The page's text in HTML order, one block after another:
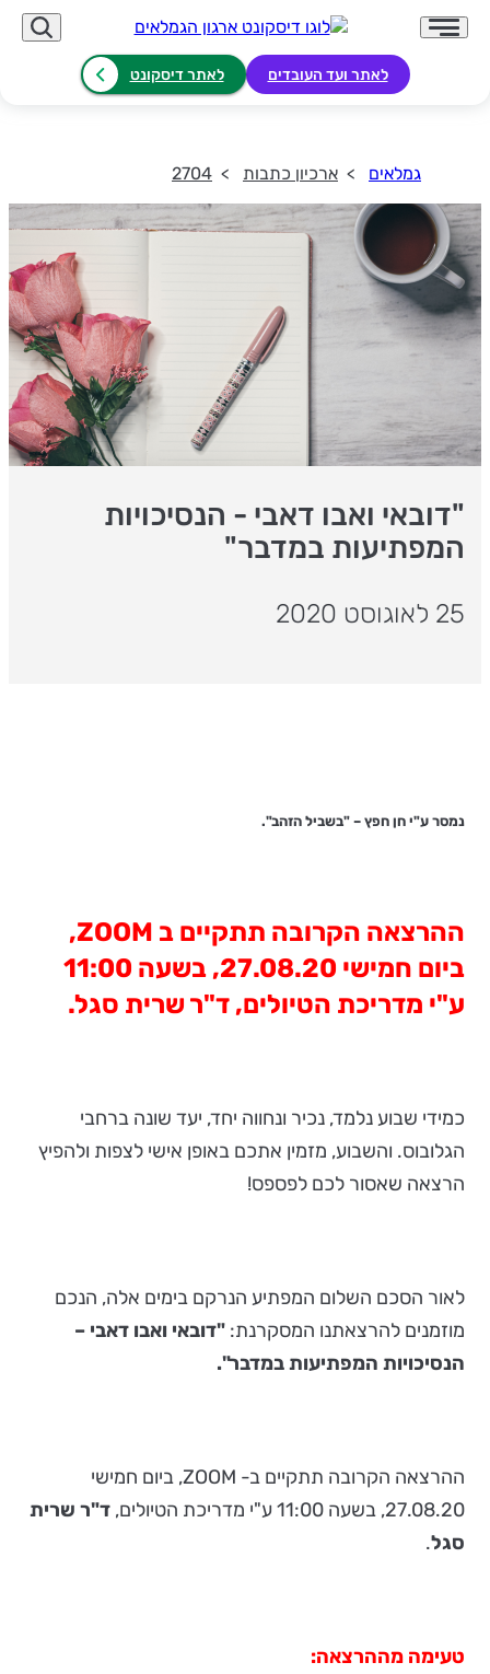
לאתר ועד העובדים לאתר דיסקונט
גמלאים ארכיון כתבות 2704
"דובאי ואבו דאבי - הנסיכויות
המפתיעות במדבר"
25 לאוגוסט 2020
נמסר ע"י חן חפץ – "בשביל הזהב".
ההרצאה הקרובה תתקיים ב ZOOM
,
ביום חמישי 27.08.20, בשעה 11:00
ע"י מדריכת הטיולים, ד"ר שרית סגל.
כמידי שבוע נלמד, נכיר ונחווה יחד, יעד שונה ברחבי
הגלובוס. והשבוע, מזמין אתכם באופן אישי לצפות ולהפיץ
הרצאה שאסור לכם לפספס!
לאור הסכם השלום המפתיע הנרקם בימים אלה, הנכם
מוזמנים להרצאתנו המסקרנת: "דובאי ואבו דאבי –
הנסיכויות המפתיעות במדבר".
ההרצאה הקרובה תתקיים ב- ZOOM, ביום חמישי
27.08.20, בשעה 11:00 ע"י מדריכת הטיולים,
ד"ר שרית
סגל.
טעימה מההרצאה: